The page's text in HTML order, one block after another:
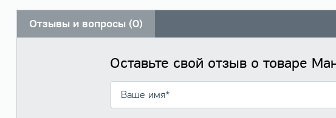
Отзывы и вопросы (0)
Оставьте свой отзыв о товаре